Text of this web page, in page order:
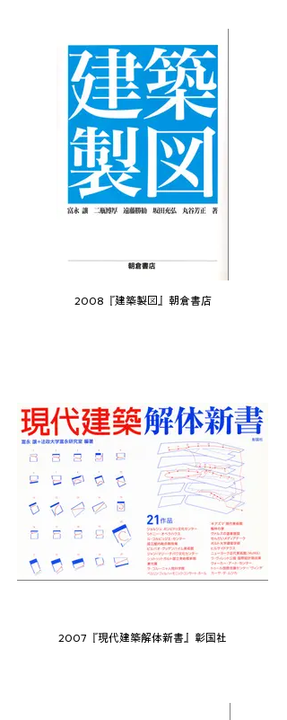
2008『建築製図』朝倉書店
2007『現代建築解体新書』彰国社